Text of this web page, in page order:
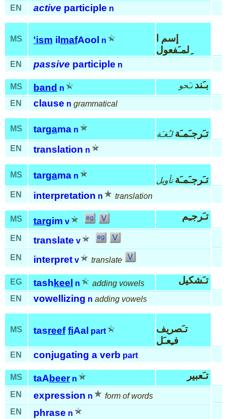
EN active participle n
MS 'ism il mafAool n
إسم ا
ِلمـَفعول
EN passive participle n
MS band n بـَند نـَحو
EN clause n grammatical
MS targama n تـَرجـَمـَة لـُغـَة
EN
translation n
MS targama n تـَرجـَمـَة تأويل
EN
interpretation n translation
MS targim v تـَرجـِم
EN translate v
EN
interpret v translate
EG tash keel n adding vowels تـَشكيل
EN vowellizing n adding vowels
MS tasreef fiAal part
تـَصريف
فـِعـَل
EN conjugating a verb part
MS taAbeer n تـَعبير
EN expression n
form of words
EN
phrase n